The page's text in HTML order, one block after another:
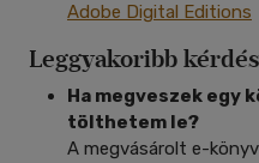
Adobe Digital Editions
Leggyakoribb
Ha megveszek egy
tölthetem le?
A megvásárolt e-